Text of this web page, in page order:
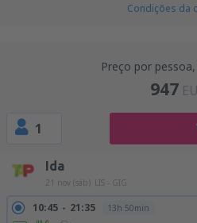
Condições da
Preço por
947
1
Ida
21 nov (sáb) LIS - GIG
10:45 21:35 13h 50min